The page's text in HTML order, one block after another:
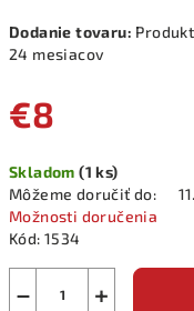
Dodanie tovaru:
24 mesiacov
€8
cena:
Skladom(1 ks)
Môžeme doručiť do:
Možnosti doručenia
Kód: 1534
+
−